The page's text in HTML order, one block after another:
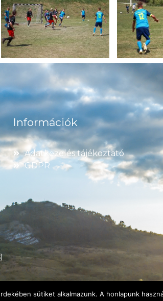
Információk
Adatkezelés tájékoztató
GDPR
sütiket alkalmazunk. A honlapunk